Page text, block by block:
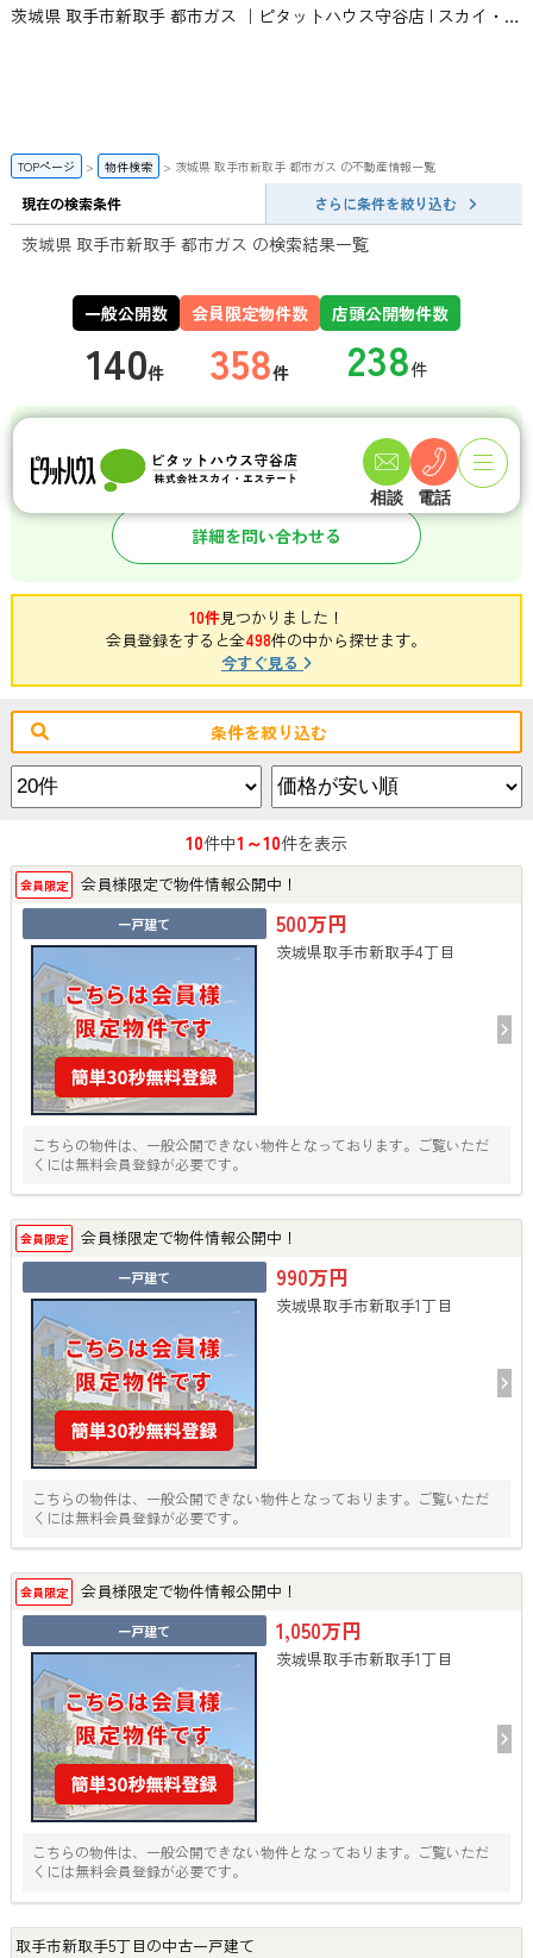
茨城県 取手市新取手 都市ガス ｜ピタットハウス守谷店 | スカイ・エステート
相談 電話
TOPページ 物件検索 茨城県 取手市新取手 都市ガス の不動産情報一覧
現在の検索条件 さらに条件を絞り込む
茨城県 取手市新取手 都市ガス の検索結果一覧
一般公開数
140件
会員限定物件数
358件
店頭公開物件数
諸事情により掲載できない
土地情報を店舗限定
で公開中
詳細を問い合わせる
10件見つかりました！
会員登録をすると全498件の中から探せます。
今すぐ見る
条件を絞り込む
10件中1～10件を表示
会員限定 会員様限定で物件情報公開中！
一戸建て 500万円
茨城県取手市新取手4丁目
こちらの物件は、一般公開できない物件となっております。ご覧いただ
くには無料会員登録が必要です。
会員限定 会員様限定で物件情報公開中！
一戸建て 990万円
茨城県取手市新取手1丁目
こちらの物件は、一般公開できない物件となっております。ご覧いただ
くには無料会員登録が必要です。
会員限定 会員様限定で物件情報公開中！
一戸建て 1,050万円
茨城県取手市新取手1丁目
こちらの物件は、一般公開できない物件となっております。ご覧いただ
くには無料会員登録が必要です。
取手市新取手5丁目の中古一戸建て